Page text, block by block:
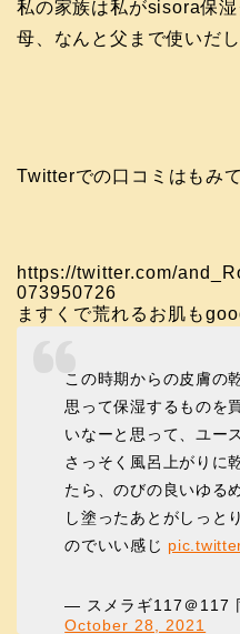
私の家族は私がsisora保湿
母、なんと父まで使いだし
Twitterでの口コミはもみ
https://twitter.com/
073950726
ますくで荒れるお肌も
この時期からの皮膚の
思って保湿するものを
いなーと思って、ユー
さっそく風呂上がりに
たら、のびの良いゆる
し塗ったあとがしっと
のでいい感じ
— スメラギ117＠117
October 28, 2021